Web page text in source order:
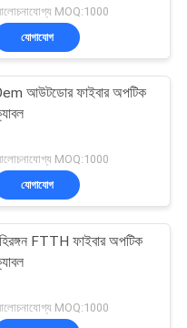
MOQ:1000
যোগাযোগ
আউটডোর ফাইবার অপটিক
MOQ:1000
যোগাযোগ
FTTH ফাইবার অপটিক
MOQ:1000